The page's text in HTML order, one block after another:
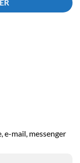
e-mail, messenger